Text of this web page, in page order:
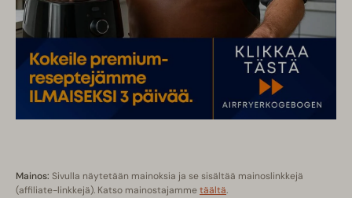
Mainos: Sivulla näytetään mainoksia ja se sisältää mainoslinkkejä
(affiliate-linkkejä). Katso mainostajammetäältä.